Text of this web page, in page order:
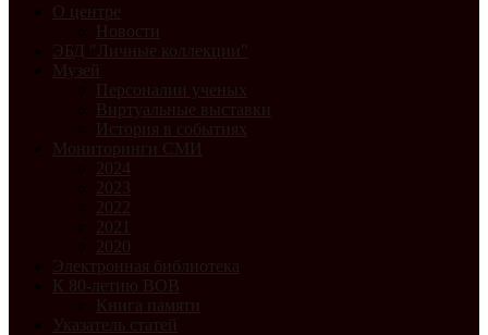
О центре
Новости
ЭБД "Личные коллекции"
Музей
Персоналии ученых
Виртуальные выставки
История в событиях
Мониторинги СМИ
2024
2023
2022
2021
2020
Электронная библиотека
К 80-летию ВОВ
Книга памяти
Указатель статей